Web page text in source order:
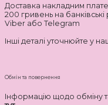
Доставка накладним
200 гривень на
Viber або Telegram
Інші деталі уточнюйте у
Обмін та повернення
Інформацію щодо обміну